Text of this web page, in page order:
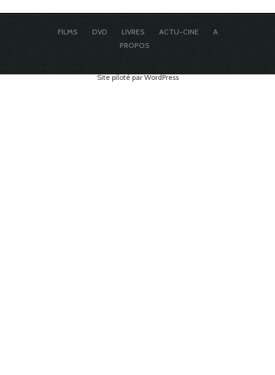
FILMS DVD LIVRES ACTU-CINE
A
PROPOS
Site piloté par WordPress